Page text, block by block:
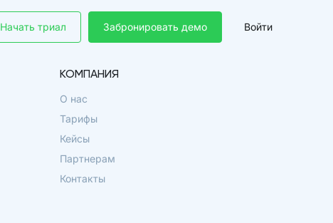
Забронировать демо
Начать триал Войти
КОМПАНИЯ
О нас
Тарифы
Кейсы
Партнерам
Контакты